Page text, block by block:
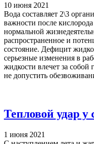
10 июня 2021
Вода составляет 2\3
важности после
нормальной
распространенное и
состояние. Дефицит
серьезные изменения в
жидкости влечет за собой
не допустить
Тепловой удар у
1 июня 2021